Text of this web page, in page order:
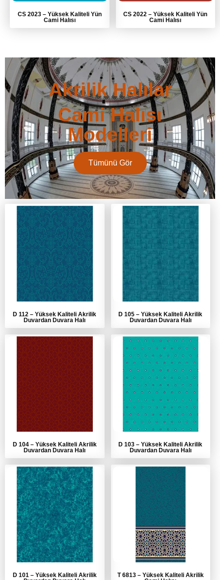
CS 2023 – Yüksek Kaliteli Yün
Cami Halısı
CS 2022–Yüksek Kaliteli Yün
Cami Halısı
D 112–Yüksek Kaliteli Akrilik
Duvardan Duvara Halı
D 105–Yüksek Kaliteli Akrilik
Duvardan Duvara Halı
D 104 – Yüksek Kaliteli Akrilik
Duvardan Duvara Halı
D 103–Yüksek Kaliteli Akrilik
Duvardan Duvara Halı
D 101 – Yüksek Kaliteli Akrilik
T 6813 – Yüksek Kaliteli Akrilik
Akrilik Halılar
Cami Halısı
Modelleri
Tümünü Gör